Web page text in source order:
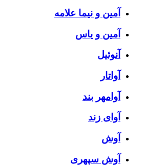
آمین و نیما علامه
آمین و یاس
آنوئیل
آواتار
آوامهر بند
آوای زند
آوش
آوش سپهری